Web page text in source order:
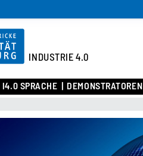
INDUSTRIE 4.0
I4.0 SPRACHE DEMONSTRATOREN